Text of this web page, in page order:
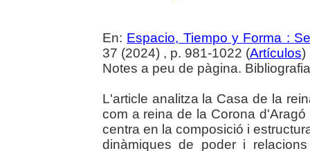
En: Espacio, Tiempo y Forma :
37 (2024) , p. 981-1022 (Artículos)
Notes a peu de pàgina.
L'article analitza la Casa de la
com a reina de la Corona
centra en la composició i
dinàmiques de poder i